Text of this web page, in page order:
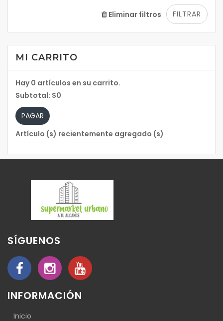
FILTRAR
Eliminar filtros
MI CARRITO
Hay0 artículos en su carrito.
Subtotal: $0
PAGAR
Artículo (s) recientemente agregado (s)
SÍGUENOS
INFORMACIÓN
Inicio